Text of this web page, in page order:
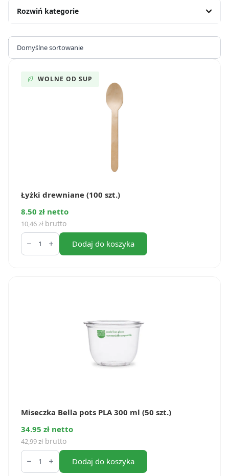
Rozwiń kategorie
Wyświetlanie wszystkich wyników: 7
WOLNE OD SUP
Łyżki drewniane (100 szt.)
8.50 zł netto
10,46zł brutto
ilość
Łyżki
drewniane
Dodaj do koszyka
Miseczka Bella pots PLA 300 ml (50 szt.)
34.95 zł netto
42,99zł brutto
ilość
Miseczka
Bella
Dodaj do koszyka